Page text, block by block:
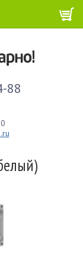
88